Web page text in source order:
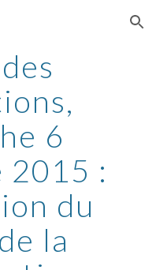
Skip to navigation
6
2015 :
du
la